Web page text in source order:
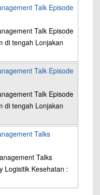
Talk Episode
Talk Episode
di tengah Lonjakan
Talk Episode
Talk Episode
di tengah Lonjakan
Talks
Talks
Logisitik Kesehatan :